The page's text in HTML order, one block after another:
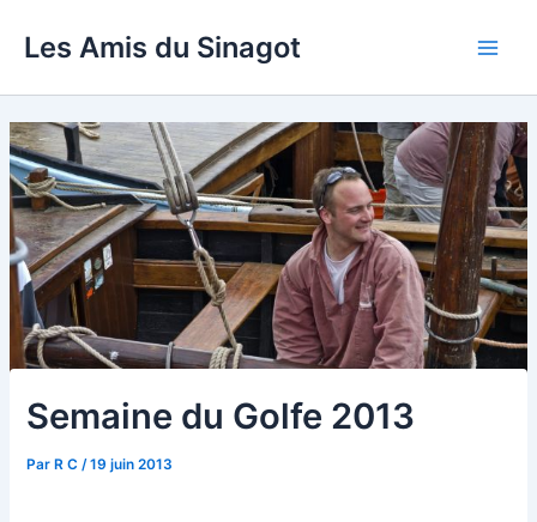
Les Amis du Sinagot
Semaine du Golfe 2013
ParR C /19 juin 2013